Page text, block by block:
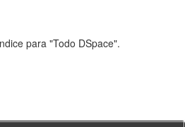
para "Todo DSpace".